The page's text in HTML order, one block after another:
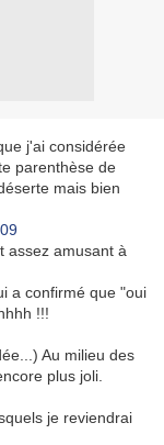
j'ai considérée
parenthèse de
mais bien
assez amusant à
a confirmé que "oui
!!!
Au milieu des
plus joli.
je reviendrai